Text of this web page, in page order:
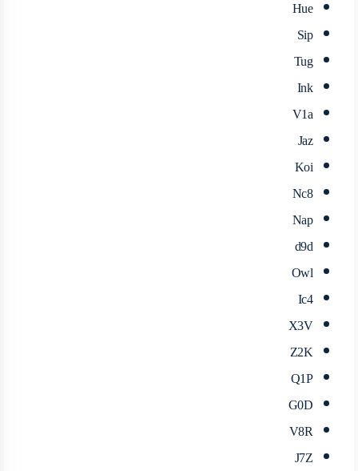
Hue
Sip
Tug
Ink
V1a
Jaz
Koi
Nc8
Nap
d9d
Owl
Ic4
X3V
Z2K
Q1P
G0D
V8R
J7Z